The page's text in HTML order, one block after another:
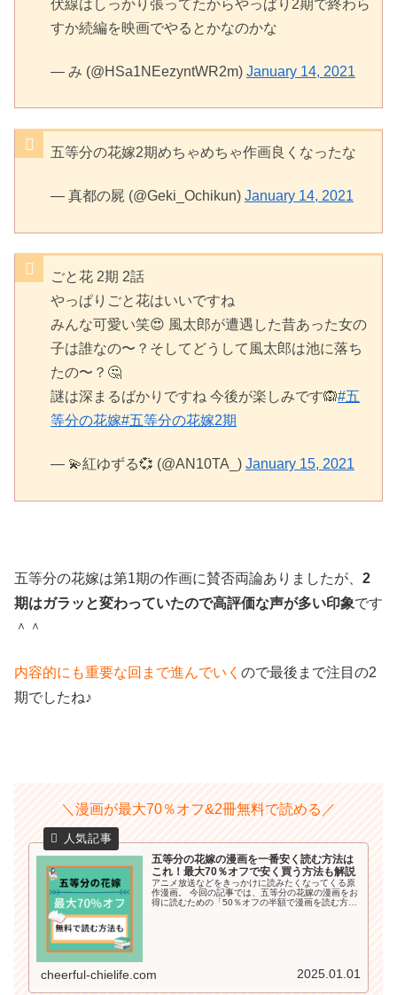
伏線はしっかり張ってたからやっぱり2期で終わら
すか続編を映画でやるとかなのかな
— み (@HSa1NEezyntWR2m) January 14, 2021
五等分の花嫁2期めちゃめちゃ作画良くなったな
— 真都の屍 (@Geki_Ochikun) January 14, 2021
ごと花 2期 2話
やっぱりごと花はいいですね
みんな可愛い笑😍 風太郎が遭遇した昔あった女の
子は誰なの〜？そしてどうして風太郎は池に落ち
たの〜？🤔
謎は深まるばかりですね 今後が楽しみです🙉#五
等分の花嫁#五等分の花嫁2期
— 💫紅ゆずる💞 (@AN10TA_) January 15, 2021
五等分の花嫁は第1期の作画に賛否両論ありましたが、 2
期はガラッと変わっていたので高評価な声が多い印象です
＾＾
内容的にも重要な回まで進んでいく ので最後まで注目の2
期でしたね♪
＼漫画が最大70％オフ&2冊無料で読める／
五等分の花嫁の漫画を一番安く読む方法は
これ！最大70％オフで安く買う方法も解説
アニメ放送などをきっかけに読みたくなってくる原
作漫画。 今回の記事では、五等分の花嫁の漫画をお
得に読むための「50％オフの半額で漫画を読む方
cheerful-chielife.com 2025.01.01